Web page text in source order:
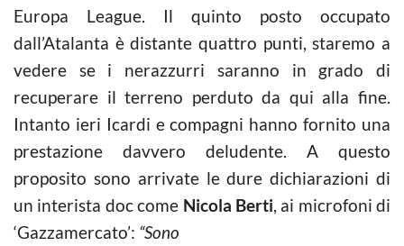
Europa League. Il quinto posto occupato
dall’Atalanta è distante quattro punti, staremo a
vedere se i nerazzurri saranno in grado di
recuperare il terreno perduto da qui alla fine.
Intanto ieri Icardi e compagni hanno fornito una
prestazione davvero deludente. A questo
proposito sono arrivate le dure dichiarazioni di
un interista doc come Nicola Berti, ai microfoni di
‘Gazzamercato’: “Sono